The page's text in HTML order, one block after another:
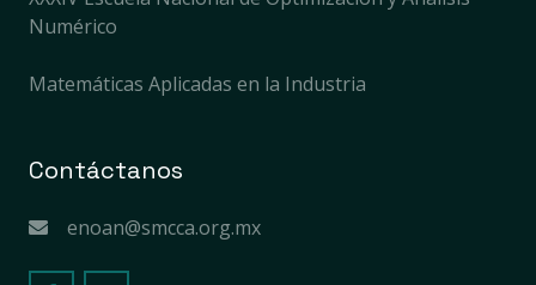
Numérico
Matemáticas Aplicadas en la Industria
Contáctanos
enoan@smcca.org.mx